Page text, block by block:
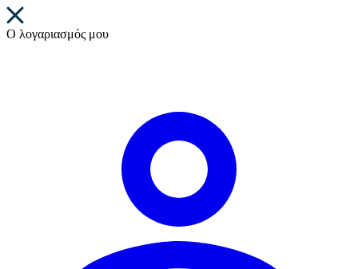
Ο λογαριασμός μου